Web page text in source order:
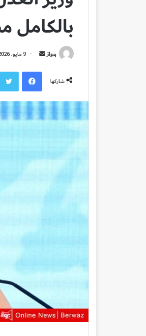
بالكامل
برواز
أرسل
إلكترونيا
9 مايو، 2026
شاركها
فيسبوك